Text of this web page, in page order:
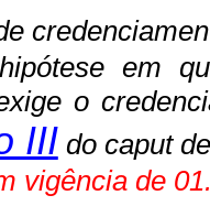
em
o
III do caput
vigência de